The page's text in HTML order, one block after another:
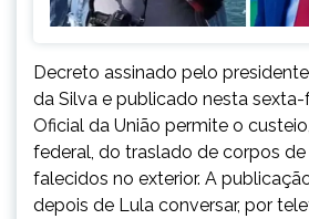
Decreto assinado pelo
da Silva e publicado nesta sexta-
Oficial da União permite o
federal, do traslado de corpos de
falecidos no exterior. A
depois de Lula conversar, por